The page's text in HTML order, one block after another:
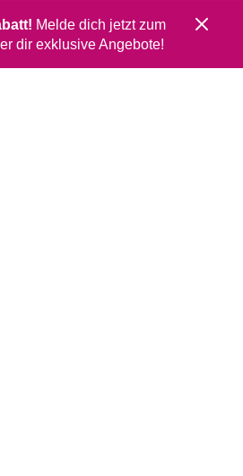
Melde dich jetzt zum
dir exklusive Angebote!